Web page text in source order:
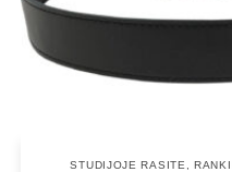
STUDIJOJE RASITE ,